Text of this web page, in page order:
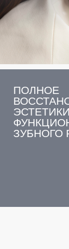
ПОЛНОЕ
ЗУБНОГО